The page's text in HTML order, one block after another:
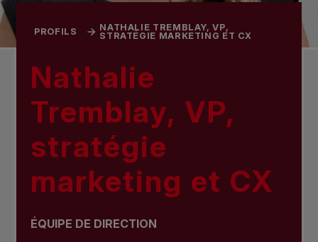
PROFILS
NATHALIE TREMBLAY, VP,
STRATÉGIE MARKETING ET CX
Nathalie
Tremblay, VP,
stratégie
marketing et CX
ÉQUIPE DE DIRECTION